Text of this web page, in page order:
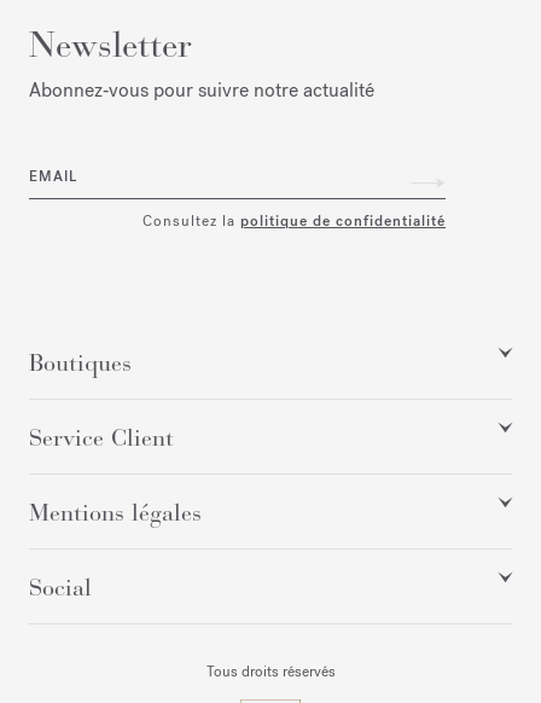
Newsletter
Abonnez‑vous pour suivre notre actualité
EMAIL
Consultez la politique de confidentialité
Boutiques
Service Client
Mentions légales
Social
Tous droits réservés